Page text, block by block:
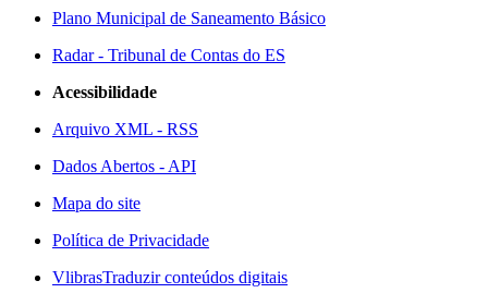
Plano Municipal de Saneamento Básico
Radar - Tribunal de Contas do ES
Acessibilidade
Arquivo XML - RSS
Dados Abertos - API
Mapa do site
Política de Privacidade
VlibrasTraduzir conteúdos digitais